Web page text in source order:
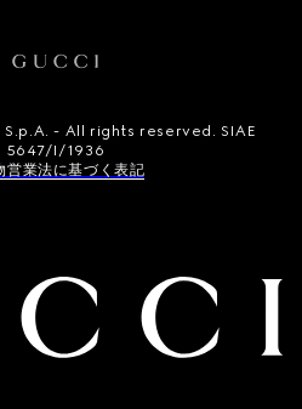
- All rights reserved. SIAE
5647/I/1936
営業法に基づく表記